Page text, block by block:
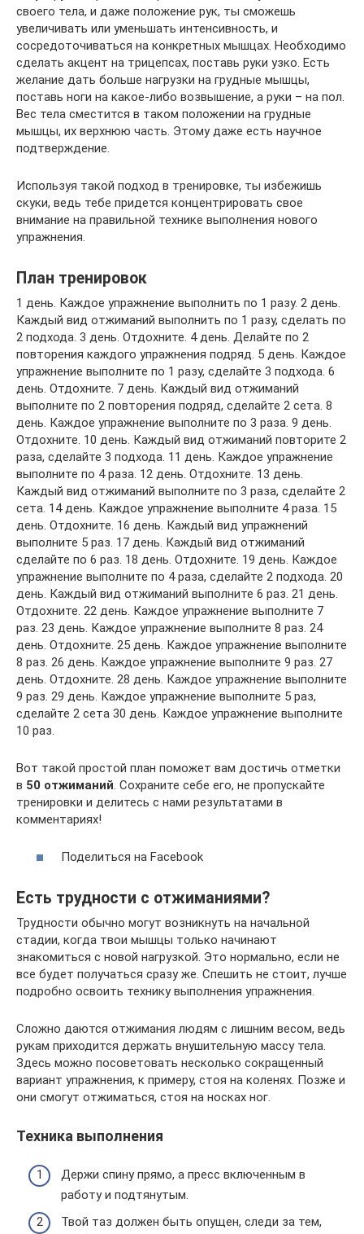
своего тела, и даже положение рук, ты сможешь
увеличивать или уменьшать интенсивность, и
сосредоточиваться на конкретных мышцах. Необходимо
сделать акцент на трицепсах, поставь руки узко. Есть
желание дать больше нагрузки на грудные мышцы,
поставь ноги на какое-либо возвышение, а руки – на пол.
Вес тела сместится в таком положении на грудные
мышцы, их верхнюю часть. Этому даже есть научное
подтверждение.
Используя такой подход в тренировке, ты избежишь
скуки, ведь тебе придется концентрировать свое
внимание на правильной технике выполнения нового
упражнения.
План тренировок
1 день. Каждое упражнение выполнить по 1 разу. 2 день.
Каждый вид отжиманий выполнить по 1 разу, сделать по
2 подхода. 3 день. Отдохните. 4 день. Делайте по 2
повторения каждого упражнения подряд. 5 день. Каждое
упражнение выполните по 1 разу, сделайте 3 подхода. 6
день. Отдохните. 7 день. Каждый вид отжиманий
выполните по 2 повторения подряд, сделайте 2 сета. 8
день. Каждое упражнение выполните по 3 раза. 9 день.
Отдохните. 10 день. Каждый вид отжиманий повторите 2
раза, сделайте 3 подхода. 11 день. Каждое упражнение
выполните по 4 раза. 12 день. Отдохните. 13 день.
Каждый вид отжиманий выполните по 3 раза, сделайте 2
сета. 14 день. Каждое упражнение выполните 4 раза. 15
день. Отдохните. 16 день. Каждый вид упражнений
выполните 5 раз. 17 день. Каждый вид отжиманий
сделайте по 6 раз. 18 день. Отдохните. 19 день. Каждое
упражнение выполните по 4 раза, сделайте 2 подхода. 20
день. Каждый вид отжиманий выполните 6 раз. 21 день.
Отдохните. 22 день. Каждое упражнение выполните 7
раз. 23 день. Каждое упражнение выполните 8 раз. 24
день. Отдохните. 25 день. Каждое упражнение выполните
8 раз. 26 день. Каждое упражнение выполните 9 раз. 27
день. Отдохните. 28 день. Каждое упражнение выполните
9 раз. 29 день. Каждое упражнение выполните 5 раз,
сделайте 2 сета 30 день. Каждое упражнение выполните
10 раз.
Вот такой простой план поможет вам достичь отметки
в 50 отжиманий . Сохраните себе его, не пропускайте
тренировки и делитесь с нами результатами в
комментариях!
Поделиться на Facebook
Есть трудности с отжиманиями?
Трудности обычно могут возникнуть на начальной
стадии, когда твои мышцы только начинают
знакомиться с новой нагрузкой. Это нормально, если не
все будет получаться сразу же. Спешить не стоит, лучше
подробно освоить технику выполнения упражнения.
Сложно даются отжимания людям с лишним весом, ведь
рукам приходится держать внушительную массу тела.
Здесь можно посоветовать несколько сокращенный
вариант упражнения, к примеру, стоя на коленях. Позже и
они смогут отжиматься, стоя на носках ног.
Техника выполнения
Держи спину прямо, а пресс ​​включенным в
работу и подтянутым.
Твой таз должен быть опущен, следи за тем,